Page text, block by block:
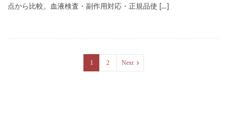
点から比較。血液検査・副作用対応・正規品使 […]
1 2 Next